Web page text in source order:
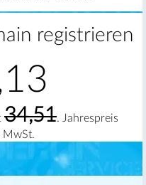
registrieren
34,51. Jahrespreis
MwSt.